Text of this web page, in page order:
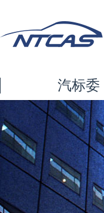
汽标委